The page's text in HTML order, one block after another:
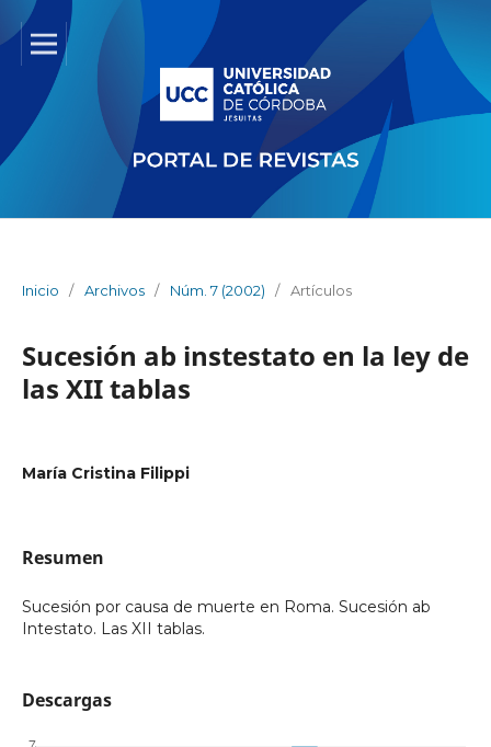
Inicio / Archivos / Núm. 7 (2002) / Artículos
Sucesión ab instestato en la ley de
las XII tablas
María Cristina Filippi
Resumen
Sucesión por causa de muerte en Roma. Sucesión ab
Intestato. Las XII tablas.
Descargas